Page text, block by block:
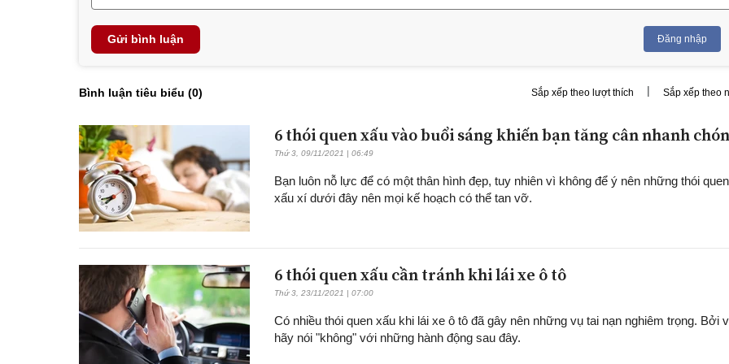
Gửi bình luận Đăng nhập
Bình luận tiêu biểu (0) Sắp xếp theo lượt thích | Sắp xếp theo
6 thói quen xấu vào buổi sáng khiến bạn tăng cân nhanh
Thứ 3, 09/11/2021 | 06:49
Bạn luôn nỗ lực để có một thân hình đẹp, tuy nhiên vì không để ý nên những thói quen
xấu xí dưới đây nên mọi kế hoạch có thể tan vỡ.
6 thói quen xấu cần tránh khi lái xe ô tô
Thứ 3, 23/11/2021 | 07:00
Có nhiều thói quen xấu khi lái xe ô tô đã gây nên những vụ tai nạn nghiêm trọng. Bởi
hãy nói "không" với những hành động sau đây.